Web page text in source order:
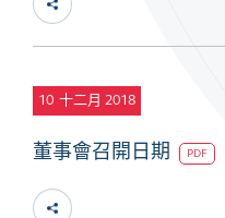
10 十二月 2018
董事會召開日期 PDF